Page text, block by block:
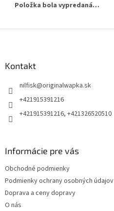
Položka bola vypredaná…
Kontakt
nilfisk@originalwapka.sk
+421915391216
+421915391216, +421326520510
Informácie pre vás
Obchodné podmienky
Podmienky ochrany osobných údajov
Doprava a ceny dopravy
O nás